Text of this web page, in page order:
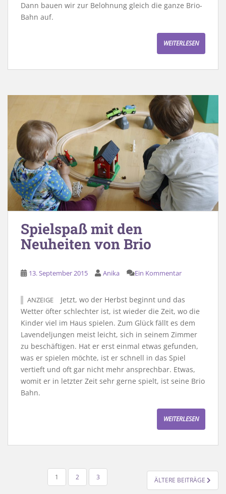
Dann bauen wir zur Belohnung gleich die ganze Brio-
Bahn auf.
WEITERLESEN
Spielspaß mit den
Neuheiten von Brio
13. September 2015 Anika Ein Kommentar
ANZEIGE
Jetzt, wo der Herbst beginnt und das
Wetter öfter schlechter ist, ist wieder die Zeit, wo die
Kinder viel im Haus spielen. Zum Glück fällt es dem
Lavendeljungen meist leicht, sich in seinem Zimmer
zu beschäftigen. Hat er erst einmal etwas gefunden,
was er spielen möchte, ist er schnell in das Spiel
vertieft und oft gar nicht mehr ansprechbar. Etwas,
womit er in letzter Zeit sehr gerne spielt, ist seine Brio
Bahn.
WEITERLESEN
SEITENNUMMERIERUNG
1 2 3 ÄLTERE BEITRÄGE